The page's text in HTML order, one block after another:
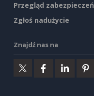
Przegląd zabezpieczeń
Zgłoś nadużycie
Znajdź nas na